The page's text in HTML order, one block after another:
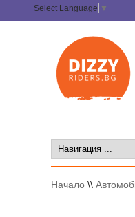
Select Language ▼
Начало \\